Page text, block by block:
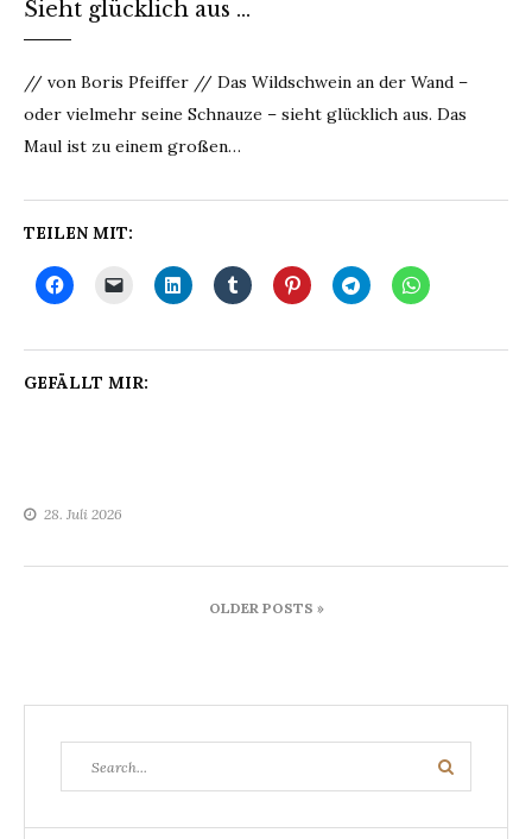
Sieht glücklich aus …
// von Boris Pfeiffer // Das Wildschwein an der Wand –
oder vielmehr seine Schnauze – sieht glücklich aus. Das
Maul ist zu einem großen…
TEILEN MIT:
GEFÄLLT MIR:
28. Juli 2026
Beitragsnavigation
OLDER POSTS »
for:
Search